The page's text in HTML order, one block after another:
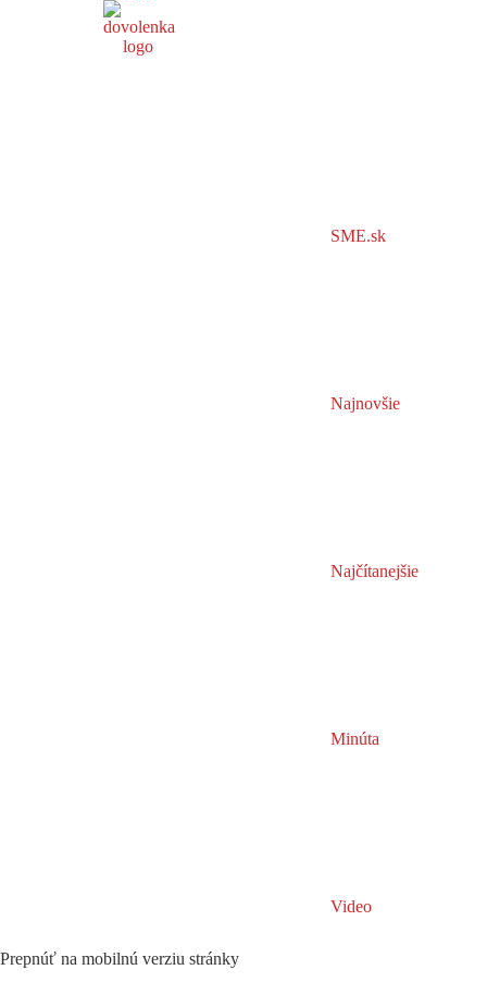
SME.sk
Najnovšie
Najčítanejšie
Minúta
Video
Prepnúť na mobilnú verziu stránky